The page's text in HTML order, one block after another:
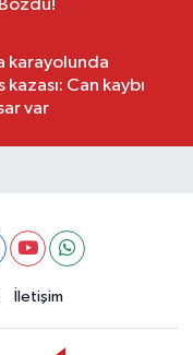
karayolunda
Can kaybı
var
İletişim